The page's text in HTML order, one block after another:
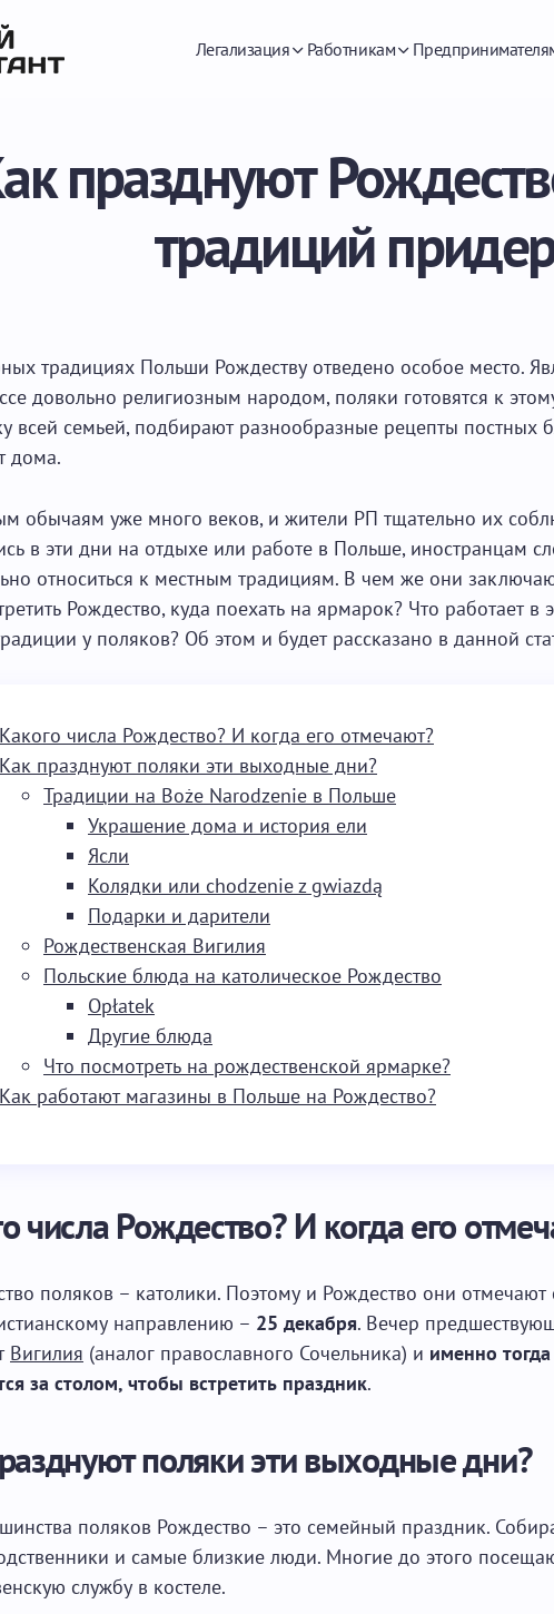
Легализация Работникам
празднуют
традиций
традициях Польши Рождеству отведено особое место.
довольно религиозным народом, поляки готовятся к
всей семьей, подбирают разнообразные рецепты постных
дома.
обычаям уже много веков, и жители РП тщательно их
в эти дни на отдыхе или работе в Польше, иностранцам
относиться к местным традициям. В чем же они
Рождество, куда поехать на ярмарок? Что работает в
у поляков? Об этом и будет рассказано в данной
Какого числа Рождество? И когда его отмечают?
Как празднуют поляки эти выходные дни?
Традиции на Boże Narodzenie в Польше
Украшение дома и история ели
Ясли
Колядки или chodzenie z gwiazdą
Подарки и дарители
Рождественская Вигилия
Польские блюда на католическое Рождество
Opłatek
Другие блюда
Что посмотреть на рождественской ярмарке?
Как работают магазины в Польше на Рождество?
числа Рождество? И когда его
поляков – католики. Поэтому и Рождество они отмечают
направлению – 25 декабря. Вечер
Вигилия (аналог православного Сочельника) и именно тогда
за столом, чтобы встретить праздник.
поляки эти выходные дни?
поляков Рождество – это семейный праздник.
и самые близкие люди. Многие до этого
службу в костеле.